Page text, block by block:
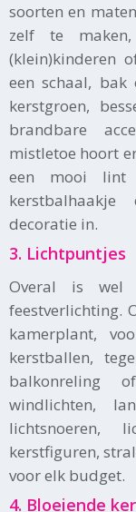
soorten en
zelf te
(klein)kinderen
een schaal, bak
kerstgroen,
brandbare
mistletoe hoort
een mooi lint
decoratie in.
3. Lichtpuntjes
Overal is wel
feestverlichting.
kamerplant,
kerstballen,
balkonreling
windlichten,
lichtsnoeren,
kerstfiguren,
voor elk budget.
4. Bloeiende